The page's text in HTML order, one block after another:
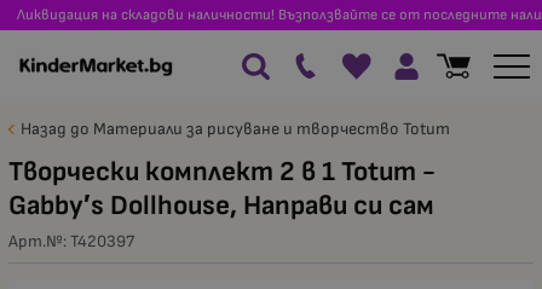
Ликвидация на складови наличности! Възползвайте се от последните
Назад до Материали за рисуване и творчество Totum
Творчески комплект 2 в 1 Totum -
Gabby′s Dollhouse, Направи си сам
Арт.№:T420397